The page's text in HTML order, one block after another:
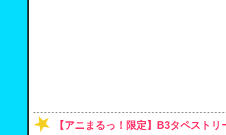
【アニまるっ！限定】B3タペスト